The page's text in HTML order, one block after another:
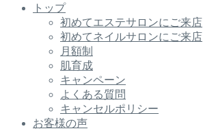
トップ
初めてエステサロンにご来店
初めてネイルサロンにご来店
月額制
肌育成
キャンペーン
よくある質問
キャンセルポリシー
お客様の声